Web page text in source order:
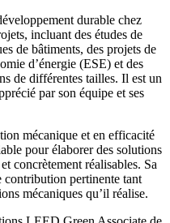
durable chez
incluant des études de
de bâtiments, des projets de
d’énergie (ESE) et des
de différentes tailles. Il est un
par son équipe et ses
mécanique et en efficacité
pour élaborer des solutions
concrètement réalisables. Sa
contribution pertinente tant
mécaniques qu’il réalise.